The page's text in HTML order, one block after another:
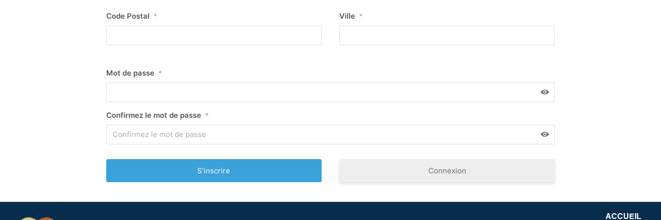
Code Postal * Ville *
Mot de passe *
Confirmez le mot de passe *
Connexion
ACCUEIL